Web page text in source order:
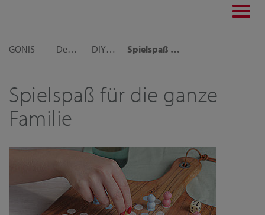
GONIS
Dekoideen DIY Time mit Kindern Spielspaß für die ganze Familie
Spielspaß für die ganze
Familie